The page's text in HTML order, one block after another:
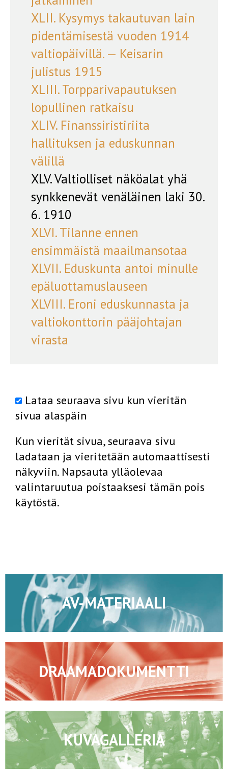
XLII. Kysymys takautuvan lain
pidentämisestä vuoden 1914
valtiopäivillä. — Keisarin
julistus 1915
XLIII. Torpparivapautuksen
lopullinen ratkaisu
XLIV. Finanssiristiriita
hallituksen ja eduskunnan
välillä
XLV. Valtiolliset näköalat yhä
synkkenevät venäläinen laki 30.
6. 1910
XLVI. Tilanne ennen
ensimmäistä maailmansotaa
XLVII. Eduskunta antoi minulle
epäluottamuslauseen
XLVIII. Eroni eduskunnasta ja
valtiokonttorin pääjohtajan
virasta
Lataa seuraava sivu kun vieritän
sivua alaspäin
Kun vierität sivua, seuraava sivu
ladataan ja vieritetään automaattisesti
näkyviin. Napsauta ylläolevaa
valintaruutua poistaaksesi tämän pois
käytöstä.
AV-MATERIAALI
DRAAMADOKUMENTTI
KUVAGALLERIA